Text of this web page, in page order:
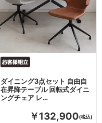
ダイニング3点セット 自由自
在昇降テーブル 回転式ダイニ
ングチェア レ…
￥132,900